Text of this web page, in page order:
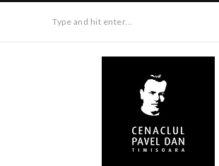
Type and hit enter...